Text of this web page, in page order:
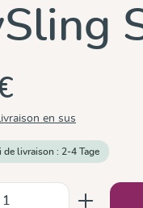
sur 5 étoiles
en sus
de livraison : 2-4 Tage
produit :